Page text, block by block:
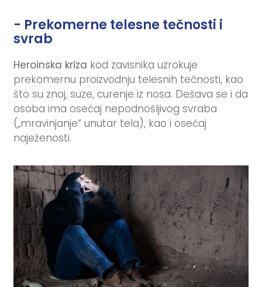
- Prekomerne telesne tečnosti i
svrab
Heroinska kriza kod zavisnika uzrokuje
prekomernu proizvodnju telesnih tečnosti, kao
što su znoj, suze, curenje iz nosa. Dešava se i da
osoba ima osećaj nepodnošljivog svraba
(„mravinjanje“ unutar tela), kao i osećaj
naježenosti.